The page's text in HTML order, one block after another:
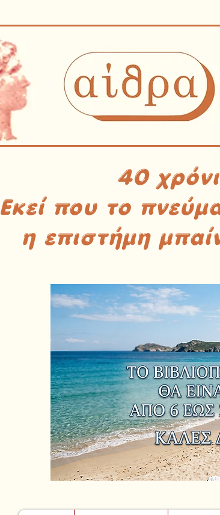
40
Εκεί που το
η επιστήμη